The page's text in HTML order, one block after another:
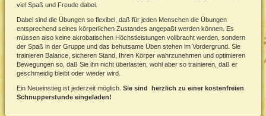
viel Spaß und Freude dabei.
Dabei sind die Übungen so flexibel, daß für jeden Menschen die Übungen
entsprechend seines körperlichen Zustandes angepaßt werden können. Es
müssen also keine akrobatischen Höchstleistungen vollbracht werden, sondern
der Spaß in der Gruppe und das behutsame Üben stehen im Vordergrund. Sie
trainieren Balance, sicheren Stand, Ihren Körper wahrzunehmen und optimieren
Bewegungen so, daß Sie ihn nicht überlasten, wohl aber so trainieren, daß er
geschmeidig bleibt oder wieder wird.
Ein Neueinstieg ist jederzeit möglich. Sie sind herzlich zu einer kostenfreien
Schnupperstunde eingeladen!